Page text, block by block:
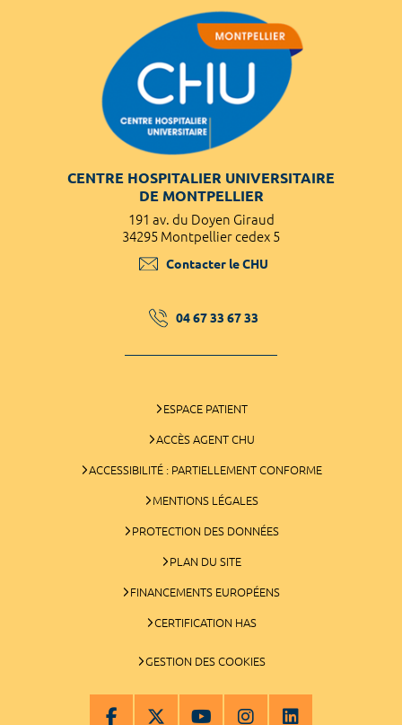
CENTRE HOSPITALIER UNIVERSITAIRE
DE MONTPELLIER
191 av. du Doyen Giraud
34295 Montpellier cedex 5
Contacter le CHU
04 67 33 67 33
ESPACE PATIENT
ACCÈS AGENT CHU
ACCESSIBILITÉ : PARTIELLEMENT CONFORME
MENTIONS LÉGALES
PROTECTION DES DONNÉES
PLAN DU SITE
FINANCEMENTS EUROPÉENS
CERTIFICATION HAS
GESTION DES COOKIES